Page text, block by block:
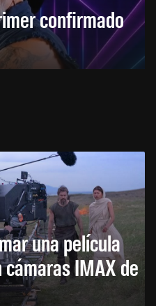
confirmado
una película
IMAX de